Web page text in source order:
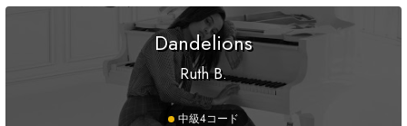
Dandelions
Ruth B.
中級4コード